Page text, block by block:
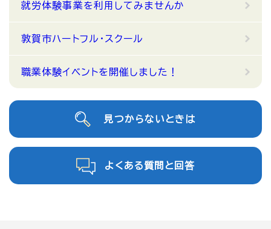
就労体験事業を利用してみませんか
敦賀市ハートフル・スクール
職業体験イベントを開催しました！
見つからないときは
よくある質問と回答